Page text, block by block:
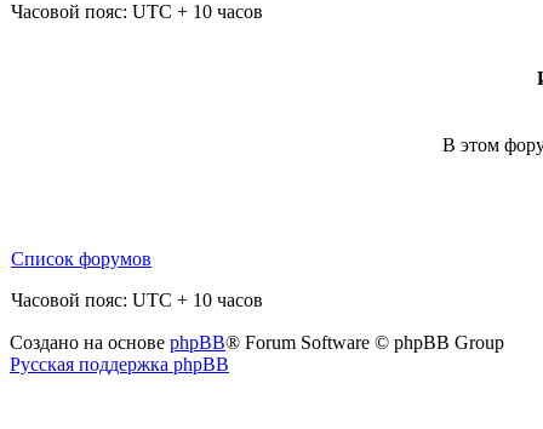
Часовой пояс: UTC + 10 часов
В этом
Список форумов
Часовой пояс: UTC + 10 часов
Создано на основе phpBB® Forum Software © phpBB Group
Русская поддержка phpBB